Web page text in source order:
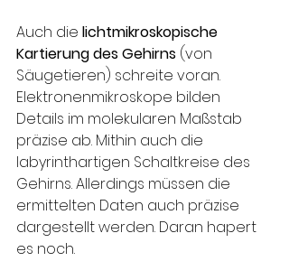
Auch die lichtmikroskopische
Kartierung des Gehirns (von
Säugetieren) schreite voran.
Elektronenmikroskope bilden
Details im molekularen Maßstab
präzise ab. Mithin auch die
labyrinthartigen Schaltkreise des
Gehirns. Allerdings müssen die
ermittelten Daten auch präzise
dargestellt werden. Daran hapert
es noch.